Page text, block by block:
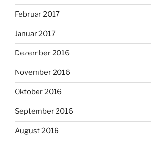
Februar 2017
Januar 2017
Dezember 2016
November 2016
Oktober 2016
September 2016
August 2016